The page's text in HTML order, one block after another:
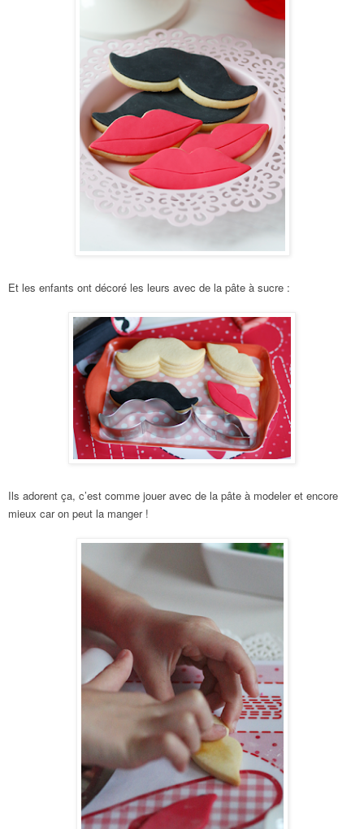
Et les enfants ont décoré les leurs avec de la pâte à sucre :
Ils adorent ça, c’est comme jouer avec de la pâte à modeler et encore
mieux car on peut la manger !